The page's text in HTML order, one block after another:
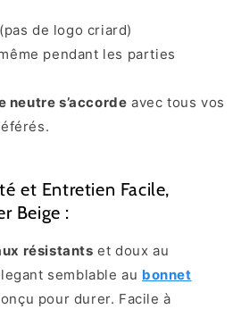
(pas de logo criard)
pendant les parties
neutre s’accorde avec tous vos
et Entretien Facile,
Beige :
résistants et doux au
semblable au bonnet
pour durer. Facile à